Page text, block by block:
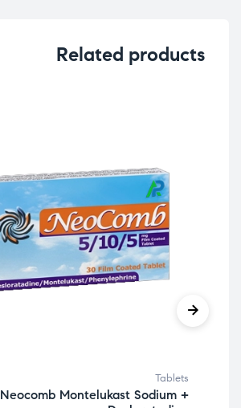
Related products
Tablets
Neocomb Montelukast Sodium +